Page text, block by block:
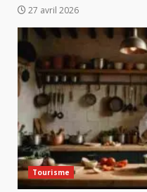
27 avril 2026
Tourisme